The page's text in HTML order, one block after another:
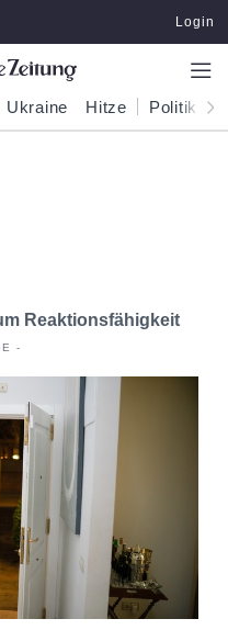
Login
Ukraine Hitze Politik
Reaktionsfähigkeit